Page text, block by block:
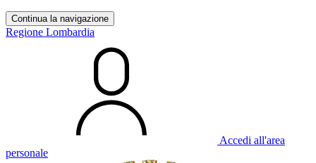
Continua la navigazione
Regione Lombardia
Accedi all'area
personale